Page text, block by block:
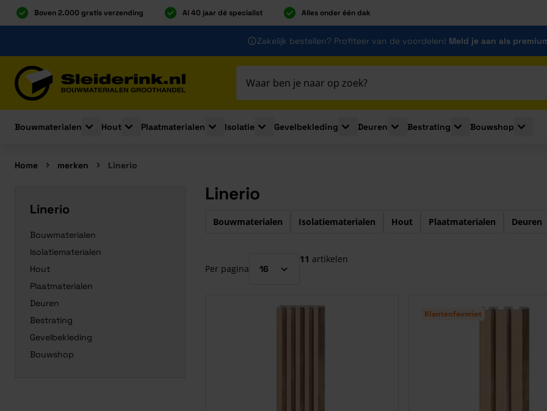
Boven 2.000 gratis verzending Al 40 jaar dé specialist Alles onder één dak
Zakelijk bestellen? Profiteer van de voordelen! Meld je aan als
Bouwmaterialen
Toggle submenu for Bouwmaterialen
Hout
Toggle submenu for Hout
Plaatmaterialen
Toggle submenu for Plaatmaterialen
Isolatie
Toggle submenu for Isolatie
Gevelbekleding
Toggle submenu for Gevelbekleding
Deuren
Toggle submenu for Deuren
Bestrating
Toggle submenu for
Bouwshop
Home merken Linerio
Linerio
Bouwmaterialen
Isolatiematerialen
Hout
Plaatmaterialen
Deuren
Bestrating
Gevelbekleding
Bouwshop
Linerio
Druk om carrousel over te slaan
Bouwmaterialen Isolatiematerialen Hout Plaatmaterialen Deuren
Per pagina
11 artikelen
Klantenfavoriet